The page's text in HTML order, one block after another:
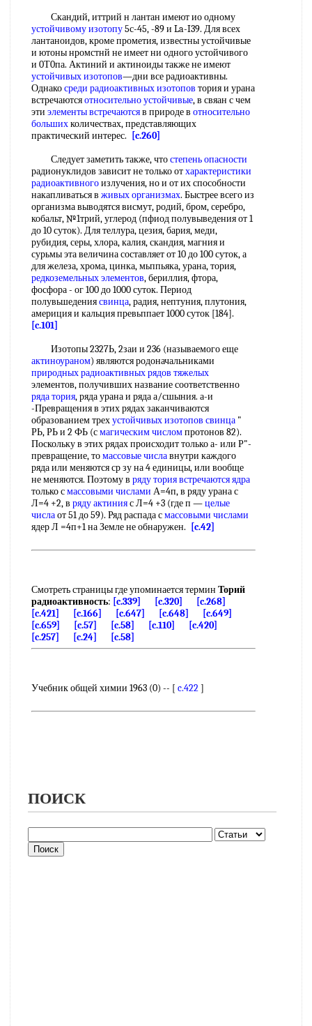
Скандий, иттрий н лантан имеют ио одному
устойчивому изотопу5с-45, -89 и La-I39. Для всех
лантаноидов, кроме прометия, известны устойчивые
и ютоны нромстнй не имеет ни одного устойчивого
и 0Т0па. Актиний и актиноиды также не имеют
устойчивых изотопов—дни все радиоактивны.
Однакосреди радиоактивных изотопов тория и урана
встречаютсяотносительно устойчивые, в свяан с чем
эти элементы встречаютсяв природе в относительно
большихколичествах, представляющих
практический интерес.
[c.260]
Следует заметить также, чтостепень опасности
радионуклидов зависит не только отхарактеристики
радиоактивногоизлучения, но и от их способности
накапливаться в живых организмах. Быстрее всего из
организма выводятся висмут, родий, бром, серебро,
кобальт, №1трий, углерод (пфиод полувыведения от 1
до 10 суток). Для теллура, цезия, бария, меди,
рубидия, серы, хлора, калия, скандия, магния и
сурьмы эта величина составляет от 10 до 100 суток, а
для железа, хрома, цинка, мьппьяка, урана, тория,
редкоземельных элементов, бериллия, фтора,
фосфора - ог 100 до 1000 суток. Период
полувьшедениясвинца, радия, нептуния, плутония,
америция и кальция превьппает 1000 суток [184].
[c.101]
Изотопы 2327Ь, 2заи и 236 (называемого еще
актиноураном) являются родоначальниками
природных радиоактивныхрядов тяжелых
элементов, получивших название соответственно
ряда тория, ряда урана и ряда а/сшыния. а-и
-Превращения в этих рядах заканчиваются
образованием трехустойчивых изотопов свинца "
РЬ, РЬ и 2 ФЬ (смагическим числомпротонов 82).
Поскольку в этих рядах происходит только а- или Р"-
превращение, томассовые числавнутри каждого
ряда или меняются ср зу на 4 единицы, или вообще
не меняются. Поэтому в ряду ториявстречаются ядра
только смассовыми числами А=4п, в ряду урана с
Л=4 +2, в ряду актинияс Л=4 +3 (где п —целые
числаот 51 до 59). Ряд распада смассовыми числами
ядер Л =4п+1 на Земле не обнаружен.
[c.42]
Смотреть страницы где упоминается термин Торий
радиоактивность: [c.339] [c.320]
[c.268]
[c.421]
[c.166] [c.647] [c.648]
[c.649]
[c.659]
[c.57] [c.58] [c.110]
[c.420]
[c.257]
[c.24] [c.58]
Учебник общей химии 1963 (0) -- [ c.422]
ПОИСК